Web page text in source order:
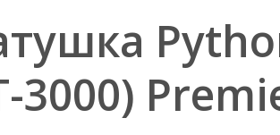
3000)